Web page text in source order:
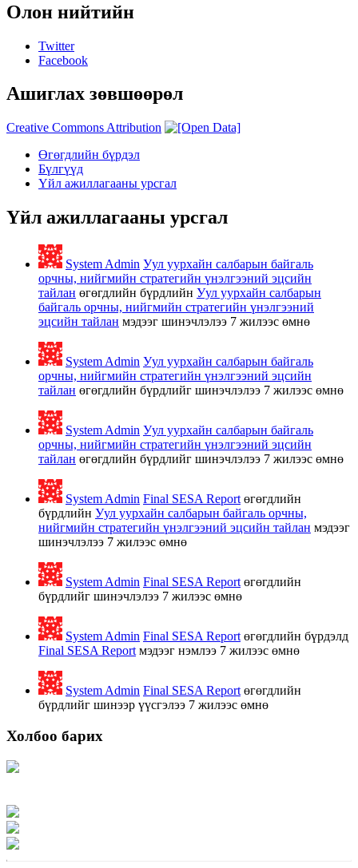
Олон нийтийн
Twitter
Facebook
Ашиглах зөвшөөрөл
Creative Commons Attribution
Өгөгдлийн бүрдэл
Бүлгүүд
Үйл ажиллагааны урсгал
Үйл ажиллагааны урсгал
System Admin Уул уурхайн салбарын байгаль
орчны, нийгмийн стратегийн үнэлгээний эцсийн
тайлан өгөгдлийн бүрдлийн Уул уурхайн салбарын
байгаль орчны, нийгмийн стратегийн үнэлгээний
эцсийн тайлан мэдээг шинэчлэлээ 7 жилээс өмнө
System Admin Уул уурхайн салбарын байгаль
орчны, нийгмийн стратегийн үнэлгээний эцсийн
тайлан өгөгдлийн бүрдлийг шинэчлэлээ 7 жилээс өмнө
System Admin Уул уурхайн салбарын байгаль
орчны, нийгмийн стратегийн үнэлгээний эцсийн
тайлан өгөгдлийн бүрдлийг шинэчлэлээ 7 жилээс өмнө
System Admin Final SESA Report өгөгдлийн
бүрдлийн Уул уурхайн салбарын байгаль орчны,
нийгмийн стратегийн үнэлгээний эцсийн тайлан мэдээг
шинэчлэлээ 7 жилээс өмнө
System Admin Final SESA Report өгөгдлийн
бүрдлийг шинэчлэлээ 7 жилээс өмнө
System Admin Final SESA Report өгөгдлийн бүрдэлд
Final SESA Report мэдээг нэмлээ 7 жилээс өмнө
System Admin Final SESA Report өгөгдлийн
бүрдлийг шинээр үүсгэлээ 7 жилээс өмнө
Холбоо барих